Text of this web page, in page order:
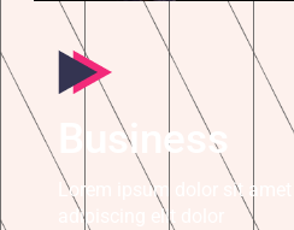
Business
Lorem ipsum dolor sit amet
adipiscing elit dolor